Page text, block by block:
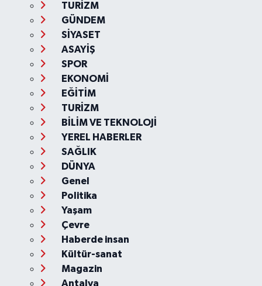
TURİZM
GÜNDEM
SİYASET
ASAYİŞ
SPOR
EKONOMİ
EĞİTİM
TURİZM
BİLİM VE TEKNOLOJİ
YEREL HABERLER
SAĞLIK
DÜNYA
Genel
Politika
Yaşam
Çevre
Haberde insan
Kültür-sanat
Magazin
Antalya